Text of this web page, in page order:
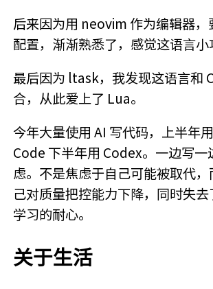
后来因为用 neovim 作为编辑器，
配置，渐渐熟悉了，感觉这语言小
最后因为 ltask，我发现这语言和
合，从此爱上了 Lua。
今年大量使用 AI 写代码，上半年
Code 下半年用 Codex。一边写一
虑。不是焦虑于自己可能被取代，
己对质量把控能力下降，同时失去
学习的耐心。
关于生活